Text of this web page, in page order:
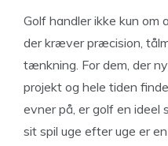
Golf handler ikke kun om
der kræver præcision,
tænkning. For dem, der
projekt og hele tiden
evner på, er golf en ideel
sit spil uge efter uge er